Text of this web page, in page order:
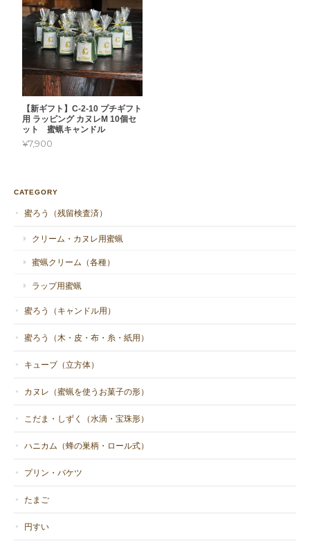
【新ギフト】C-2-10 プチギフト
用 ラッピング カヌレM 10個セ
ット 蜜蝋キャンドル
¥7,900
CATEGORY
蜜ろう（残留検査済）
クリーム・カヌレ用蜜蝋
蜜蝋クリーム（各種）
ラップ用蜜蝋
蜜ろう（キャンドル用）
蜜ろう（木・皮・布・糸・紙用）
キューブ（立方体）
カヌレ（蜜蝋を使うお菓子の形）
こだま・しずく（水滴・宝珠形）
ハニカム（蜂の巣柄・ロール式）
プリン・バケツ
たまご
円すい